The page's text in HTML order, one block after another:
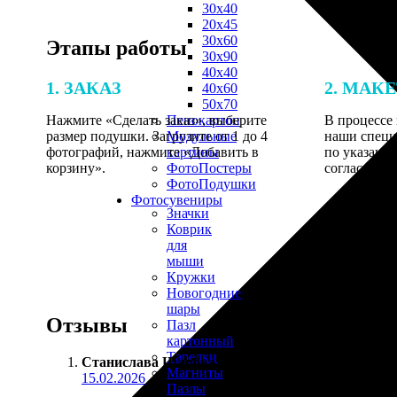
30х40
20х45
30х60
30х90
40х40
40х60
50х70
Пенокартон
Модульные
картины
ФотоПостеры
ФотоПодушки
Фотоcувениры
Значки
Коврик
для
мыши
Кружки
Новогодние
шары
Пазл
картонный
Тарелки
Магниты
Пазлы
Этапы работы
1. ЗАКАЗ
Нажмите «Сделать заказ», выберите
размер подушки. Загрузите от 1 до 4
фотографий, нажмите «Добавить в
корзину».
2.
В процессе
наши
по
Отзывы
Станислава Шарова
15.02.2026